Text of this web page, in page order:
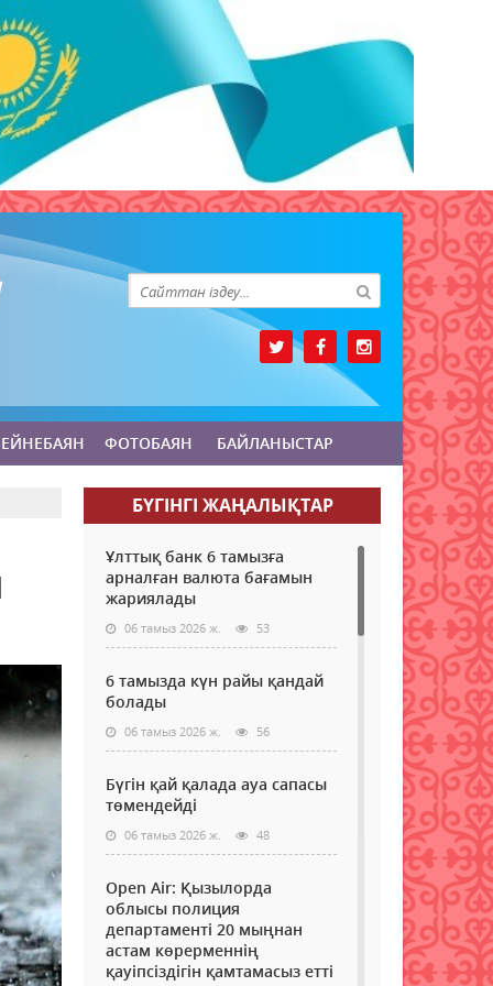
ФОТОБАЯН БАЙЛАНЫСТАР
БҮГІНГI ЖАҢАЛЫҚТАР
Ұлттық банк 6 тамызға
арналған валюта бағамын
жариялады
06 тамыз 2026 ж. 53
6 тамызда күн райы қандай
болады
06 тамыз 2026 ж. 56
Бүгін қай қалада ауа сапасы
төмендейді
06 тамыз 2026 ж. 48
Open Air: Қызылорда
облысы полиция
департаменті 20 мыңнан
астам көрерменнің
қауіпсіздігін қамтамасыз етті